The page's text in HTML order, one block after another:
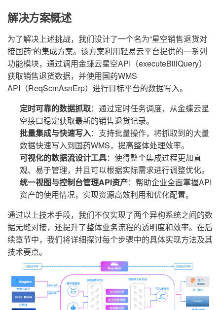
解决方案概述
为了解决上述挑战，我们设计了一个名为“星空销售退货对
接国药”的集成方案。该方案利用轻易云平台提供的一系列
功能模块，通过调用金蝶云星空API（executeBillQuery）
获取销售退货数据，并使用国药WMS
API（ReqScmAsnErp）进行目标平台的数据写入。
定时可靠的数据抓取：通过定时任务调度，从金蝶云星
空接口稳定获取最新的销售退货记录。
批量集成与快速写入：支持批量操作，将抓取到的大量
数据快速写入到国药WMS，提高整体处理效率。
可视化的数据流设计工具：使得整个集成过程更加直
观、易于管理，并且可以根据实际需求进行调整优化。
统一视图与控制台管理API资产：帮助企业全面掌握API
资产的使用情况，实现资源高效利用和优化配置。
通过以上技术手段，我们不仅实现了两个异构系统之间的数
据无缝对接，还提升了整体业务流程的透明度和效率。在后
续章节中，我们将详细探讨每个步骤中的具体实现方法及其
技术要点。